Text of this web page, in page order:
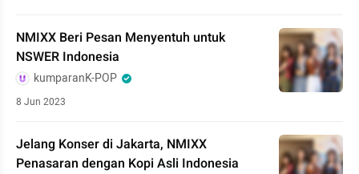
NMIXX Beri Pesan Menyentuh untuk
NSWER Indonesia
kumparanK-POP
8 Jun 2023
Jelang Konser di Jakarta, NMIXX
Penasaran dengan Kopi Asli Indonesia